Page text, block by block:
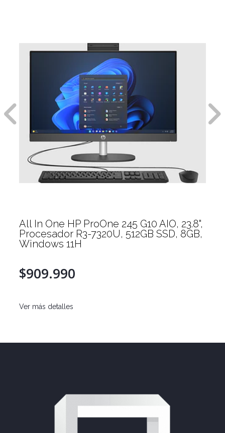
All In One HP ProOne 245 G10 AIO, 23.8",
Procesador R3-7320U, 512GB SSD, 8GB,
Windows 11H
$909.990
Ver más detalles